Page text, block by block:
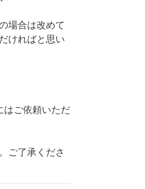
場合は改めて
ければと思い
はご依頼いただ
ご了承くださ